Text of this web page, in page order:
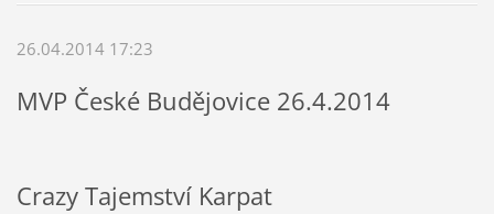
26.04.2014 17:23
MVP České Budějovice 26.4.2014
Crazy Tajemství Karpat